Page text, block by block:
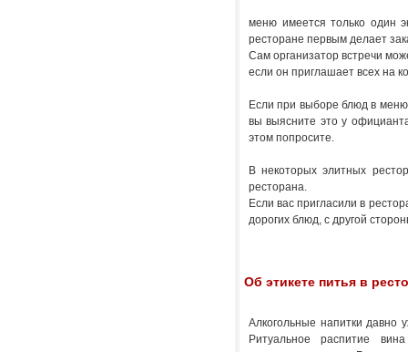
меню имеется только один
ресторане первым делает
Сам организатор встречи
если он приглашает всех на
Если при выборе блюд в
вы выясните это у
этом попросите.
В некоторых элитных
ресторана.
Если вас пригласили в
дорогих блюд, с другой
Об этикете питья в
Алкогольные напитки давно
Ритуальное распитие